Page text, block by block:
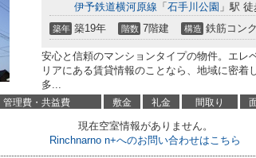
伊予鉄道横河原線 「 石手川公園 」駅
築年 築19年 階数 7階建 構造 鉄筋コン
安心と信頼のマンションタイプの物件。エレ
リアにある賃貸情報のことなら、地域に密着
多...
管理費・共益費 敷金 礼金 間取り
現在空室情報がありません。
Rinchnarno n+へのお問い合わせはこちら